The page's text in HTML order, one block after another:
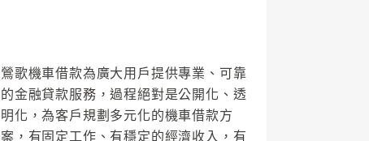
鶯歌機車借款為廣大用戶提供專業、可靠
的金融貸款服務，過程絕對是公開化、透
明化，為客戶規劃多元化的機車借款方
案，有固定工作、有穩定的經濟收入，有